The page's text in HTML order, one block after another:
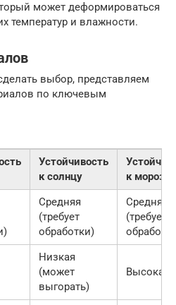
может деформироваться
температур и влажности.
выбор, представляем
по ключевым
Устойчивость
к солнцу
к морозу
Средняя
(требует
обработки)
Средняя
(требует
Низкая
(может
выгорать)
Высокая